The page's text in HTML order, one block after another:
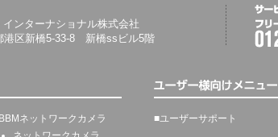
ンターナショナル株式会社
区新橋5-33-8 新橋ssビル5階
BBMネットワークカメラ
■ユーザーサポート